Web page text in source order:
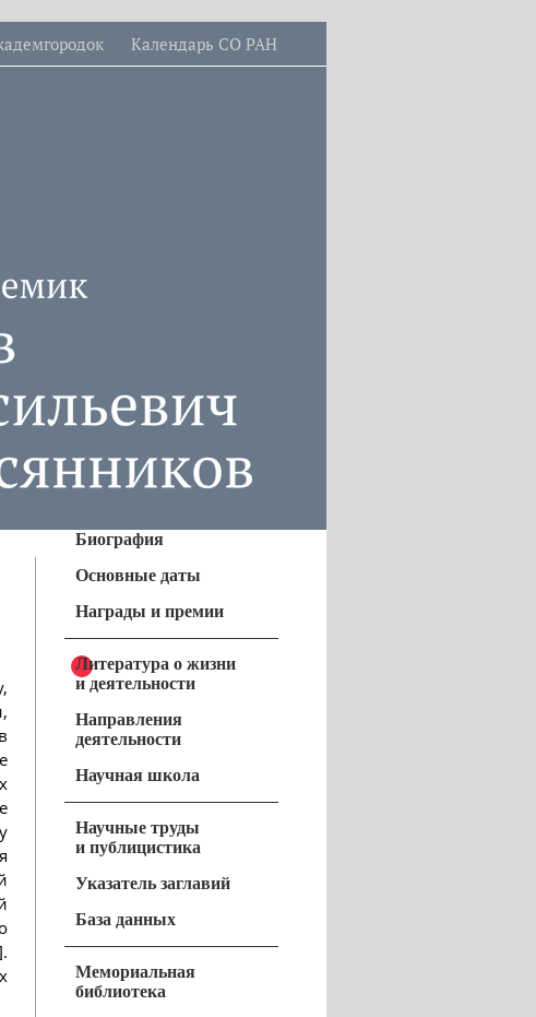
Календарь СО РАН
Биография
Основные даты
Награды и премии
Литература о жизни
и деятельности
Направления
деятельности
Научная школа
Научные труды
и публицистика
Указатель заглавий
База данных
Мемориальная
библиотека